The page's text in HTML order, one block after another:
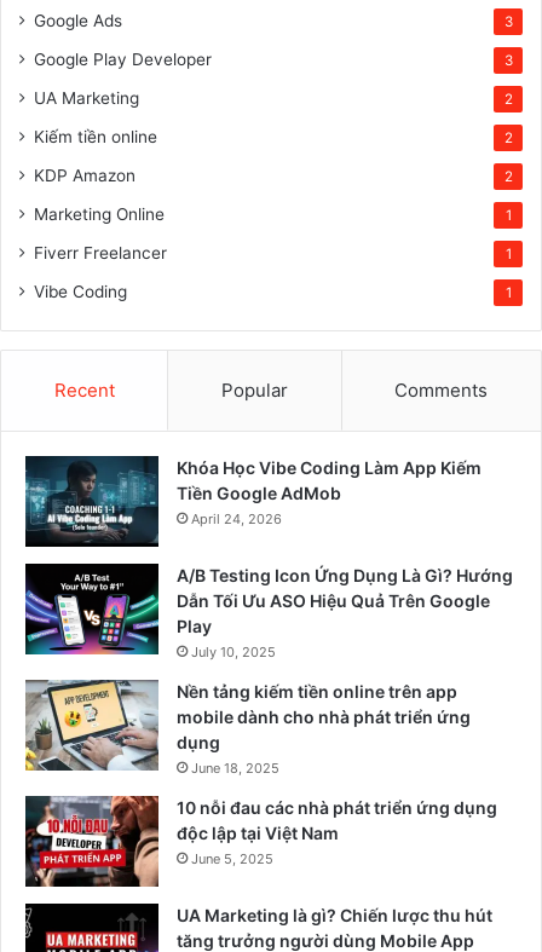
Google Ads 3
Google Play Developer 3
UA Marketing 2
Kiếm tiền online 2
KDP Amazon 2
Marketing Online 1
Fiverr Freelancer 1
Vibe Coding 1
Recent Popular Comments
Khóa Học Vibe Coding Làm App Kiếm
Tiền Google AdMob
April 24, 2026
A/B Testing Icon Ứng Dụng Là Gì? Hướng
Dẫn Tối Ưu ASO Hiệu Quả Trên Google
Play
July 10, 2025
Nền tảng kiếm tiền online trên app
mobile dành cho nhà phát triển ứng
dụng
June 18, 2025
10 nỗi đau các nhà phát triển ứng dụng
độc lập tại Việt Nam
June 5, 2025
UA Marketing là gì? Chiến lược thu hút
tăng trưởng người dùng Mobile App